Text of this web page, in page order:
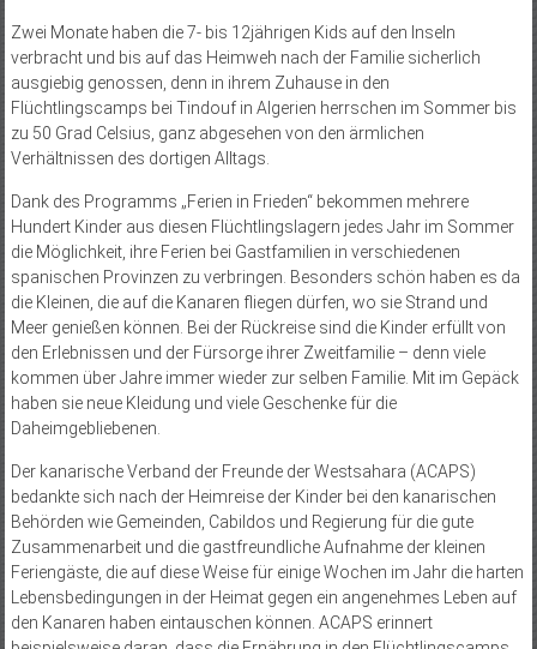
Zwei Monate haben die 7- bis 12jährigen Kids auf den Inseln
verbracht und bis auf das Heimweh nach der Familie sicherlich
ausgiebig genossen, denn in ihrem Zuhause in den
Flüchtlingscamps bei Tindouf in Algerien herrschen im Sommer bis
zu 50 Grad Celsius, ganz abgesehen von den ärmlichen
Verhältnissen des dortigen Alltags.
Dank des Programms „Ferien in Frieden“ bekommen mehrere
Hundert Kinder aus diesen Flüchtlingslagern jedes Jahr im Sommer
die Möglichkeit, ihre Ferien bei Gastfamilien in verschiedenen
spanischen Provinzen zu verbringen. Besonders schön haben es da
die Kleinen, die auf die Kanaren fliegen dürfen, wo sie Strand und
Meer genießen können. Bei der Rückreise sind die Kinder erfüllt von
den Erlebnissen und der Fürsorge ihrer Zweitfamilie – denn viele
kommen über Jahre immer wieder zur selben Familie. Mit im Gepäck
haben sie neue Kleidung und viele Geschenke für die
Daheimgebliebenen.
Der kanarische Verband der Freunde der Westsahara (ACAPS)
bedankte sich nach der Heimreise der Kinder bei den kanarischen
Behörden wie Gemeinden, Cabildos und Regierung für die gute
Zusammenarbeit und die gastfreundliche Aufnahme der kleinen
Feriengäste, die auf diese Weise für einige Wochen im Jahr die harten
Lebensbedingungen in der Heimat gegen ein angenehmes Leben auf
den Kanaren haben eintauschen können. ACAPS erinnert